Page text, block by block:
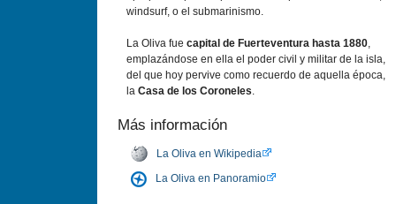
windsurf, o el submarinismo.
La Oliva fue capital de Fuerteventura hasta 1880,
emplazándose en ella el poder civil y militar de la isla,
del que hoy pervive como recuerdo de aquella época,
la Casa de los Coroneles.
Más información
La Oliva en Wikipedia
La Oliva en Panoramio